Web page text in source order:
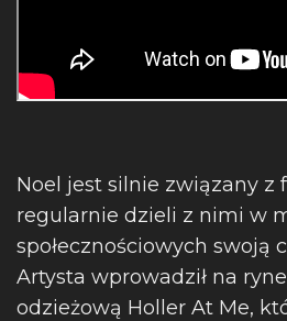
Noel jest silnie związany z
regularnie dzieli z nimi w
społecznościowych swoją
Artysta wprowadził na
odzieżową Holler At Me,